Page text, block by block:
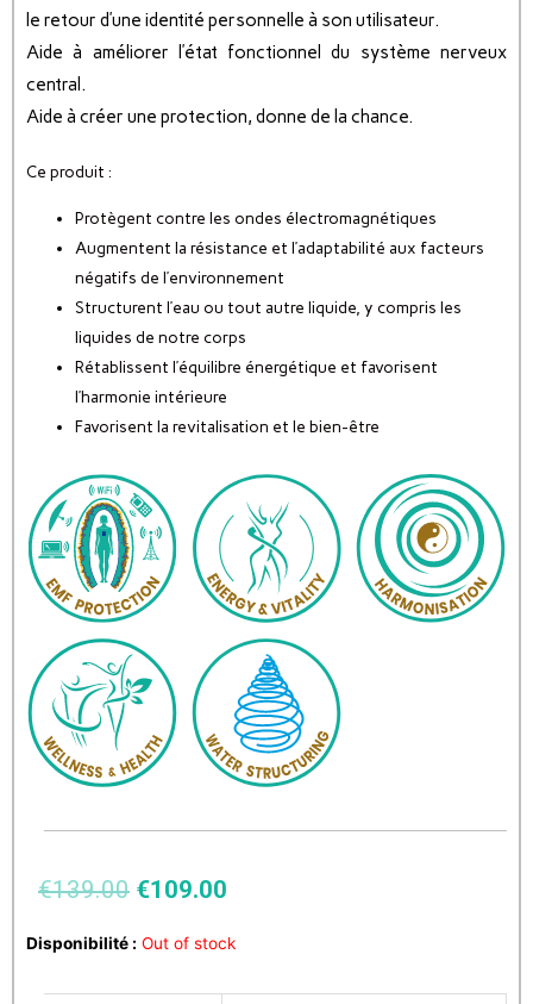
le retour d’une identité personnelle à son utilisateur.
Aide à améliorer l’état fonctionnel du système nerveux
central.
Aide à créer une protection, donne de la chance.
Ce produit :
Protègent contre les ondes électromagnétiques
Augmentent la résistance et l’adaptabilité aux facteurs
négatifs de l’environnement
Structurent l’eau ou tout autre liquide, y compris les
liquides de notre corps
Rétablissent l’équilibre énergétique et favorisent
l’harmonie intérieure
Favorisent la revitalisation et le bien-être
€139.00 €109.00
Disponibilité : Out of stock